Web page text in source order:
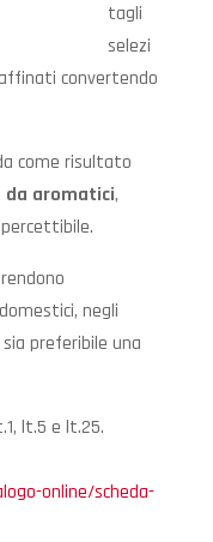
tagli
selezi
convertendo
come risultato
aromatici,
negli
preferibile una
lt.5 e lt.25.
online/scheda-